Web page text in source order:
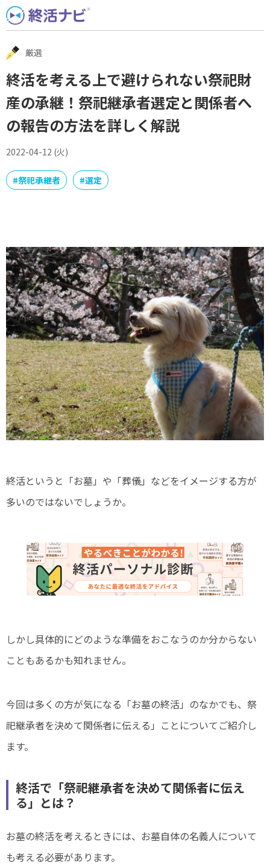
Skip
to
content
厳選
終活を考える上で避けられない祭祀財
産の承継！祭祀継承者選定と関係者へ
の報告の方法を詳しく解説
2022-04-12 (火)
#祭祀承継者 #選定
終活というと「お墓」や「葬儀」などをイメージする方が
多いのではないでしょうか。
しかし具体的にどのような準備をおこなうのか分からない
こともあるかも知れません。
今回は多くの方が気になる「お墓の終活」のなかでも、祭
祀継承者を決めて関係者に伝える」ことについてご紹介し
ます。
終活で「祭祀継承者を決めて関係者に伝え
る」とは？
お墓の終活を考えるときには、お墓自体の名義人について
も考える必要があります。